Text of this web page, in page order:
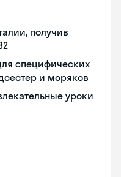
получив
специфических
и моряков
уроки